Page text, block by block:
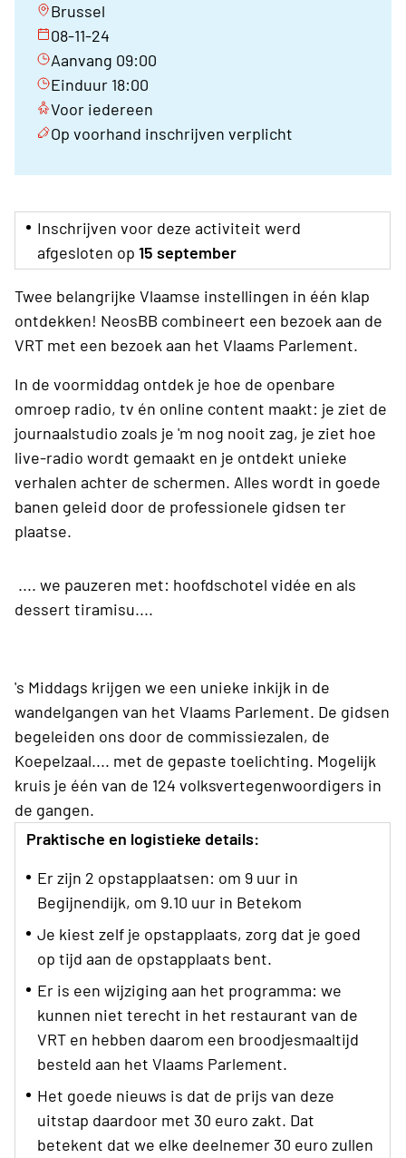
Brussel
08-11-24
Aanvang 09:00
Einduur 18:00
Voor iedereen
Op voorhand inschrijven verplicht
Inschrijven voor deze activiteit werd
afgesloten op 15 september
Twee belangrijke Vlaamse instellingen in één klap
ontdekken! NeosBB combineert een bezoek aan de
VRT met een bezoek aan het Vlaams Parlement.
In de voormiddag ontdek je hoe de openbare
omroep radio, tv én online content maakt: je ziet de
journaalstudio zoals je 'm nog nooit zag, je ziet hoe
live-radio wordt gemaakt en je ontdekt unieke
verhalen achter de schermen. Alles wordt in goede
banen geleid door de professionele gidsen ter
plaatse.
.... we pauzeren met: hoofdschotel vidée en als
dessert tiramisu....
's Middags krijgen we een unieke inkijk in de
wandelgangen van het Vlaams Parlement. De gidsen
begeleiden ons door de commissiezalen, de
Koepelzaal.... met de gepaste toelichting. Mogelijk
kruis je één van de 124 volksvertegenwoordigers in
de gangen.
Praktische en logistieke details:
Er zijn 2 opstapplaatsen: om 9 uur in
Begijnendijk, om 9.10 uur in Betekom
Je kiest zelf je opstapplaats, zorg dat je goed
op tijd aan de opstapplaats bent.
Er is een wijziging aan het programma: we
kunnen niet terecht in het restaurant van de
VRT en hebben daarom een broodjesmaaltijd
besteld aan het Vlaams Parlement.
Het goede nieuws is dat de prijs van deze
uitstap daardoor met 30 euro zakt. Dat
betekent dat we elke deelnemer 30 euro zullen